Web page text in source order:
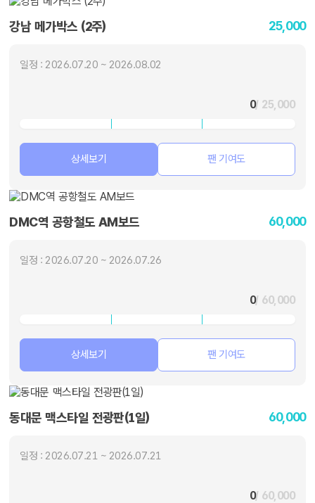
강남 메가박스 (2주) 25,000
일정 : 2026.07.20 ~ 2026.08.02
0/ 25,000
상세보기 팬 기여도
DMC역 공항철도 AM보드 60,000
일정 : 2026.07.20 ~ 2026.07.26
0/ 60,000
상세보기 팬 기여도
동대문 맥스타일 전광판(1일) 60,000
일정 : 2026.07.21 ~ 2026.07.21
0/ 60,000